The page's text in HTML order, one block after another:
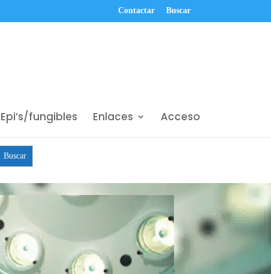
Contactar Buscar
Epi’s/fungibles Enlaces Acceso